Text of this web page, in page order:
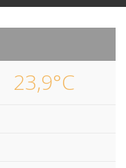
23,9°C